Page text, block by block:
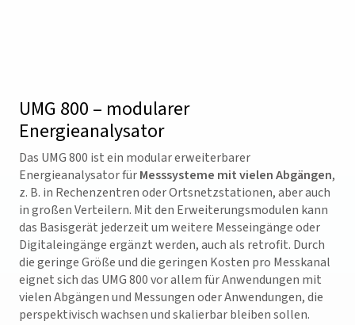
UMG 800 – modularer
Energieanalysator
Das UMG 800 ist ein modular erweiterbarer
Energieanalysator fürMesssysteme mit vielen Abgängen,
z. B. in Rechenzentren oder Ortsnetzstationen, aber auch
in großen Verteilern. Mit den Erweiterungsmodulen kann
das Basisgerät jederzeit um weitere Messeingänge oder
Digitaleingänge ergänzt werden, auch als retrofit. Durch
die geringe Größe und die geringen Kosten pro Messkanal
eignet sich das UMG 800 vor allem für Anwendungen mit
vielen Abgängen und Messungen oder Anwendungen, die
perspektivisch wachsen und skalierbar bleiben sollen.